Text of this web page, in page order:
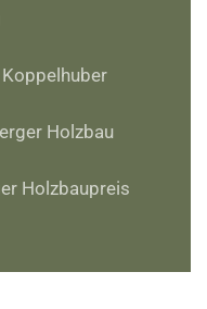
Holzbau
Holzbaupreis